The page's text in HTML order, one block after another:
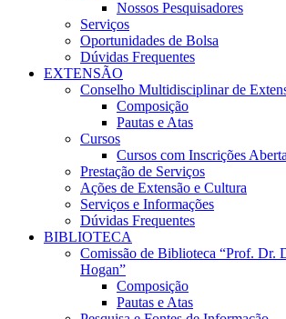
Nossos Pesquisadores
Serviços
Oportunidades de Bolsa
Dúvidas Frequentes
EXTENSÃO
Conselho Multidisciplinar de
Composição
Pautas e Atas
Cursos
Cursos com Inscrições
Prestação de Serviços
Ações de Extensão e Cultura
Serviços e Informações
Dúvidas Frequentes
BIBLIOTECA
Comissão de Biblioteca “Prof. Dr.
Hogan”
Composição
Pautas e Atas